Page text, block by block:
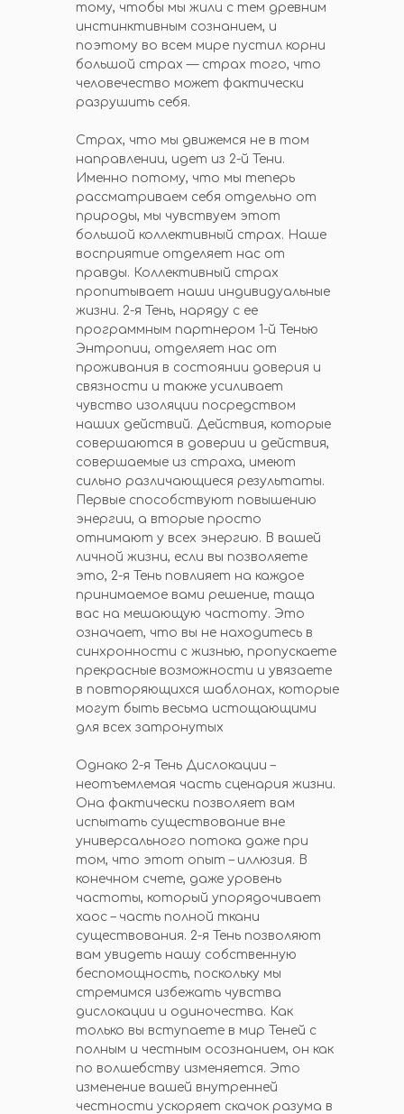
тому, чтобы мы жили с тем древним
инстинктивным сознанием, и
поэтому во всем мире пустил корни
большой страх — страх того, что
человечество может фактически
разрушить себя.
Страх, что мы движемся не в том
направлении, идет из 2-й Тени.
Именно потому, что мы теперь
рассматриваем себя отдельно от
природы, мы чувствуем этот
большой коллективный страх. Наше
восприятие отделяет нас от
правды. Коллективный страх
пропитывает наши индивидуальные
жизни. 2-я Тень, наряду с ее
программным партнером 1-й Тенью
Энтропии, отделяет нас от
проживания в состоянии доверия и
связности и также усиливает
чувство изоляции посредством
наших действий. Действия, которые
совершаются в доверии и действия,
совершаемые из страха, имеют
сильно различающиеся результаты.
Первые способствуют повышению
энергии, а вторые просто
отнимают у всех энергию. В вашей
личной жизни, если вы позволяете
это, 2-я Тень повлияет на каждое
принимаемое вами решение, таща
вас на мешающую частоту. Это
означает, что вы не находитесь в
синхронности с жизнью, пропускаете
прекрасные возможности и увязаете
в повторяющихся шаблонах, которые
могут быть весьма истощающими
для всех затронутых
Однако 2-я Тень Дислокации –
неотъемлемая часть сценария жизни.
Она фактически позволяет вам
испытать существование вне
универсального потока даже при
том, что этот опыт – иллюзия. В
конечном счете, даже уровень
частоты, который упорядочивает
хаос – часть полной ткани
существования. 2-я Тень позволяют
вам увидеть нашу собственную
беспомощность, поскольку мы
стремимся избежать чувства
дислокации и одиночества. Как
только вы вступаете в мир Теней с
полным и честным осознанием, он как
по волшебству изменяется. Это
изменение вашей внутренней
честности ускоряет скачок разума в